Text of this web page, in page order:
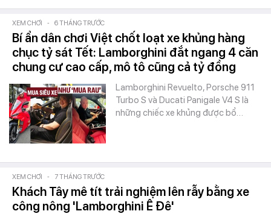
XEM CHƠI - 6 THÁNG TRƯỚC
Bí ẩn dân chơi Việt chốt loạt xe khủng hàng
chục tỷ sát Tết: Lamborghini đắt ngang 4 căn
chung cư cao cấp, mô tô cũng cả tỷ đồng
Lamborghini Revuelto, Porsche 911
Turbo S và Ducati Panigale V4 S là
những chiếc xe khủng được bổ…
XEM CHƠI - 7 THÁNG TRƯỚC
Khách Tây mê tít trải nghiệm lên rẫy bằng xe
công nông 'Lamborghini Ê Đê'